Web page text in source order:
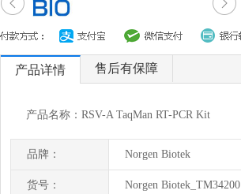
产品详情 售后有保障
产品名称：RSV-A TaqMan RT-PCR Kit
品牌： Norgen Biotek
货号： Norgen Biotek_TM34200